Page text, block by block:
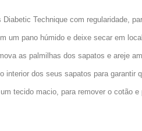
Technique com regularidade,
um pano húmido e deixe secar em
as palmilhas dos sapatos e areje
interior dos seus sapatos para garantir
tecido macio, para remover o cotão